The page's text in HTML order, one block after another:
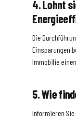
4. Lohnt
Die
Einsparungen
Immobilie
5. Wie
Informieren Sie